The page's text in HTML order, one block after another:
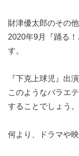
財津優太郎のその
2020年9月『踊る
す。
『下克上球児』出
このようなバラエ
することでしょう。
何より、ドラマや